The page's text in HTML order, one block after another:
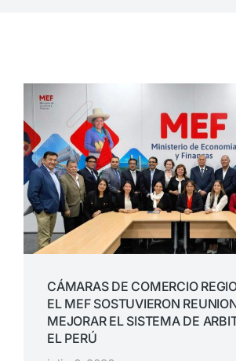
CÁMARAS DE COMERCIO
EL MEF SOSTUVIERON
MEJORAR EL SISTEMA DE
EL PERÚ